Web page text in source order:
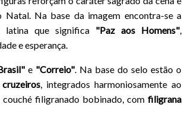
Na base da imagem encontra-se a
latina que significa "Paz aos Homens",
e esperança.
e "Correio". Na base do selo estão o
, integrados harmoniosamente ao
filigranado bobinado, com filigrana